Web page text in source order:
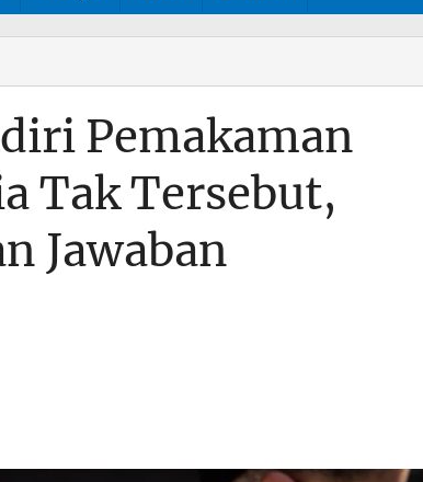
Pemakaman
Tak Tersebut,
Jawaban